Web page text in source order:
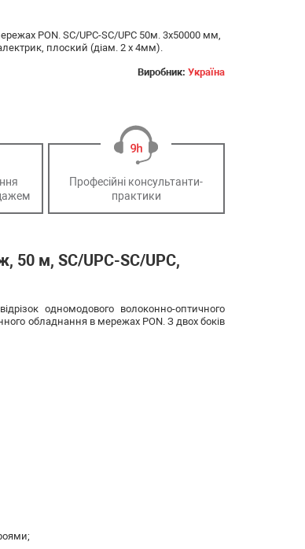
PON. SC/UPC-SC/UPC 50м. 3х50000 мм,
плоский (діам. 2 х 4мм).
Виробник: Україна
Професійні консультанти-
практики
50 м, SC/UPC-SC/UPC,
одномодового волоконно-оптичного
обладнання в мережах PON. З двох боків